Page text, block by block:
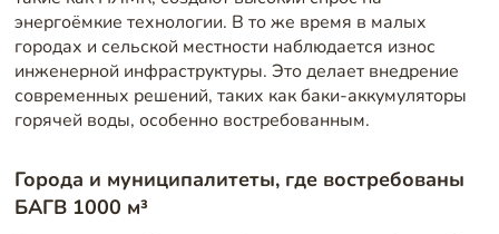
энергоёмкие технологии. В то же время в малых
городах и сельской местности наблюдается износ
инженерной инфраструктуры. Это делает внедрение
современных решений, таких как баки-аккумуляторы
горячей воды, особенно востребованным.
Города и муниципалитеты, где востребованы
БАГВ 1000 м³